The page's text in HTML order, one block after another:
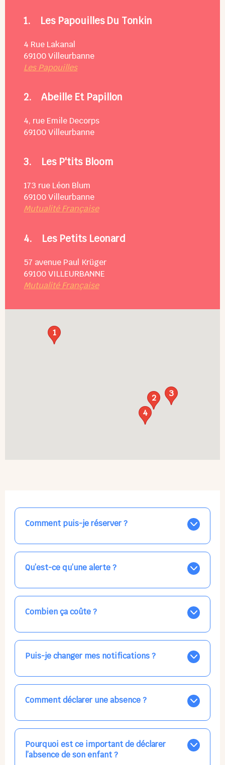
1. Les Papouilles Du Tonkin
4 Rue Lakanal
69100 Villeurbanne
Les Papouilles
2.Abeille Et Papillon
4, rue Emile Decorps
69100 Villeurbanne
3. Les P'tits Bloom
173 rue Léon Blum
69100 Villeurbanne
Mutualité Française
4. Les Petits Leonard
57 avenue Paul Krüger
69100 VILLEURBANNE
Mutualité Française
1
2
3
4
Comment puis-je réserver ?
Nos places libres au quotidien sont affichées jour par
jour dans le calendrier ci-dessus, EN BLEU. Tapez sur
celle qui vous intéresse, choisissez vos horaires, et la
confirmation est immédiate ! Vos accueils
Qu’est-ce qu’une alerte ?
Vous avez besoin d'une solution d'accueil pour une
date précise, ou pour un jour régulier dans la semaine,
mais les places disponibles EN BLEU ne correspondent
pas ? Créez une alerte ponctuelle ou récurrente, ainsi
Combien ça coûte ?
Votre accueil est normalement facturé par la direction
de la crèche, en fin de mois, selon votre taux horaire
habituel. N'hésitez pas à confirmer directement avec
l'équipe lors de la prochaine visite !
Puis-je changer mes notifications ?
Dans votre profil (bouton bleu en haut à droite), vous
pouvez choisir de recevoir les alertes et confirmations
par email, par SMS, par les deux canaux en même
temps, ou bien de ne plus les recevoir du tout, ce qui
Comment déclarer une absence ?
Signalez une absence à l'équipe de la crèche en
utilisant le gros bouton rouge ABSENCE prévu à cet
effet
ou
en tapant simplement dans la journée concernée, ou
Pourquoi est ce important de déclarer
l’absence de son enfant ?